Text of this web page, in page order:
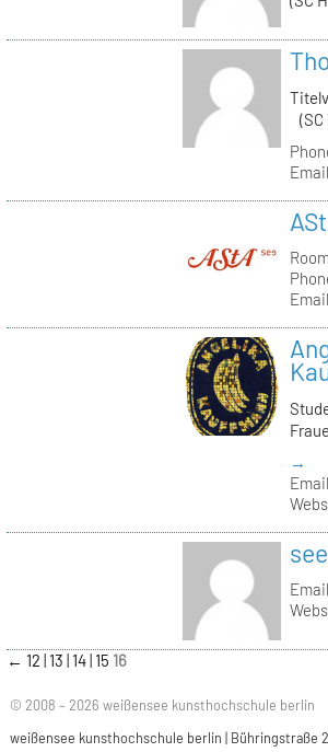
(SC
Email
Email
→
Email
Email
← 12 13 14 15 16
© 2008 – 2026 weißensee kunsthochschule berlin
weißensee kunsthochschule berlin | Bühringstraße